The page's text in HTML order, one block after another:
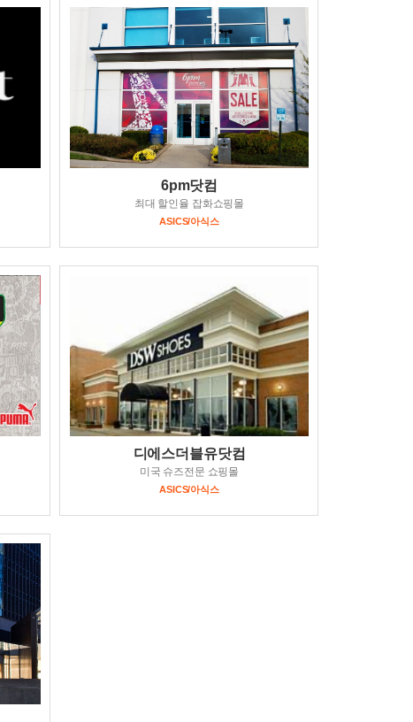
6pm닷컴
최대 할인율 잡화쇼핑몰
ASICS/아식스
디에스더블유닷컴
미국 슈즈전문 쇼핑몰
ASICS/아식스